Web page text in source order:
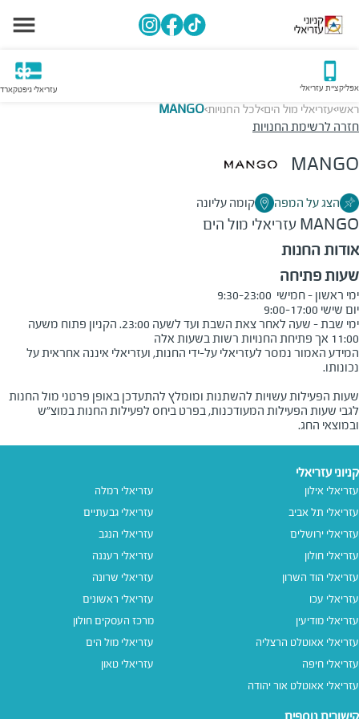
אפליקציית עזריאלי עזריאלי גיפטקארד
ראשי>עזריאלי מול הים>לכל החנויות>
MANGO
חזרה לרשימת החנויות
MANGO
הצג על המפה קומה עליונה
MANGO עזריאלי מול הים
אודות החנות
שעות פתיחה
11:00 אך פתיחת החנויות רשות בשעות אלה
המידע האמור נמסר לעזריאלי על-ידי החנות, ועזריאלי איננה אחראית על
שעות הפעילות עשויות להשתנות ומומלץ להתעדכן באופן פרטני מול החנות
לגבי שעות הפעילות המעודכנות, בפרט ביחס לפעילות החנות במוצ"ש
ובמוצאי החג.
קניוני עזריאלי
עזריאלי אילון
עזריאלי תל אביב
עזריאלי ירושלים
עזריאלי חולון
עזריאלי הוד השרון
עזריאלי עכו
עזריאלי מודיעין
עזריאלי אאוטלט הרצליה
עזריאלי חיפה
עזריאלי אאוטלט אור יהודה
עזריאלי רמלה
עזריאלי גבעתיים
עזריאלי הנגב
עזריאלי רעננה
עזריאלי שרונה
עזריאלי ראשונים
מרכז העסקים חולון
עזריאלי מול הים
עזריאלי טאון